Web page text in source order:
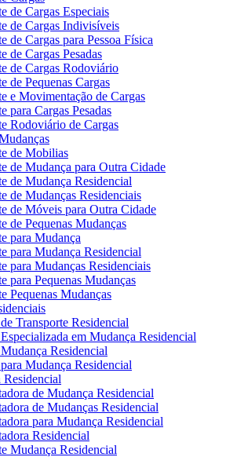
de Cargas Especiais
de Cargas Indivisíveis
de Cargas para Pessoa Física
de Cargas Pesadas
de Cargas Rodoviário
de Pequenas Cargas
e Movimentação de Cargas
para Cargas Pesadas
Rodoviário de Cargas
de Mobilias
de Mudança para Outra Cidade
de Mudança Residencial
de Mudanças Residenciais
de Móveis para Outra Cidade
de Pequenas Mudanças
para Mudança
para Mudança Residencial
para Mudanças Residenciais
para Pequenas Mudanças
Pequenas Mudanças
Transporte Residencial
em Mudança Residencial
Residencial
Mudança Residencial
Residencial
de Mudança Residencial
de Mudanças Residencial
para Mudança Residencial
Residencial
Mudança Residencial